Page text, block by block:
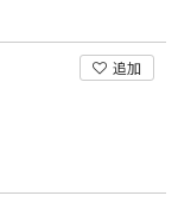
追加